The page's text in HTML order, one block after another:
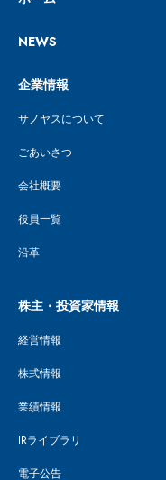
NEWS
企業情報
サノヤスについて
ごあいさつ
会社概要
役員一覧
沿革
株主・投資家情報
経営情報
株式情報
業績情報
IRライブラリ
電子公告